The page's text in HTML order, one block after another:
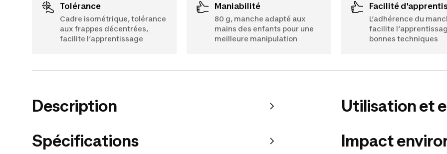
Tolérance
Cadre isométrique, tolérance
aux frappes décentrées,
facilite l’apprentissage
Maniabilité
80 g, manche adapté aux
mains des enfants pour une
meilleure manipulation
Facilité
L’adhérence du
facilite
bonnes techniques
Description
Spécifications
Utilisation et
Impact